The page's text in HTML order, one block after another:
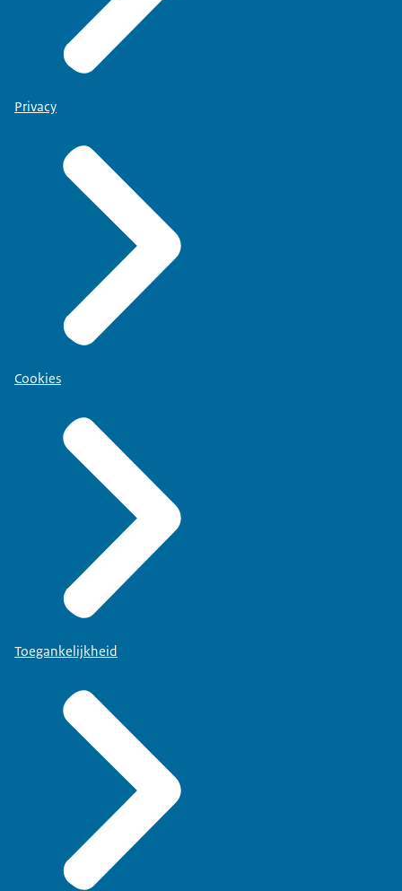
Privacy
Cookies
Toegankelijkheid